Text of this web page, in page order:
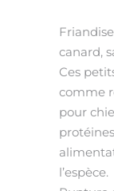
canard,
Ces
comme
pour
l’espèce.